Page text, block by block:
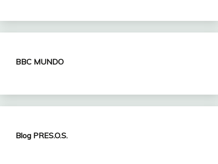
BBC MUNDO
Blog PRES.O.S.